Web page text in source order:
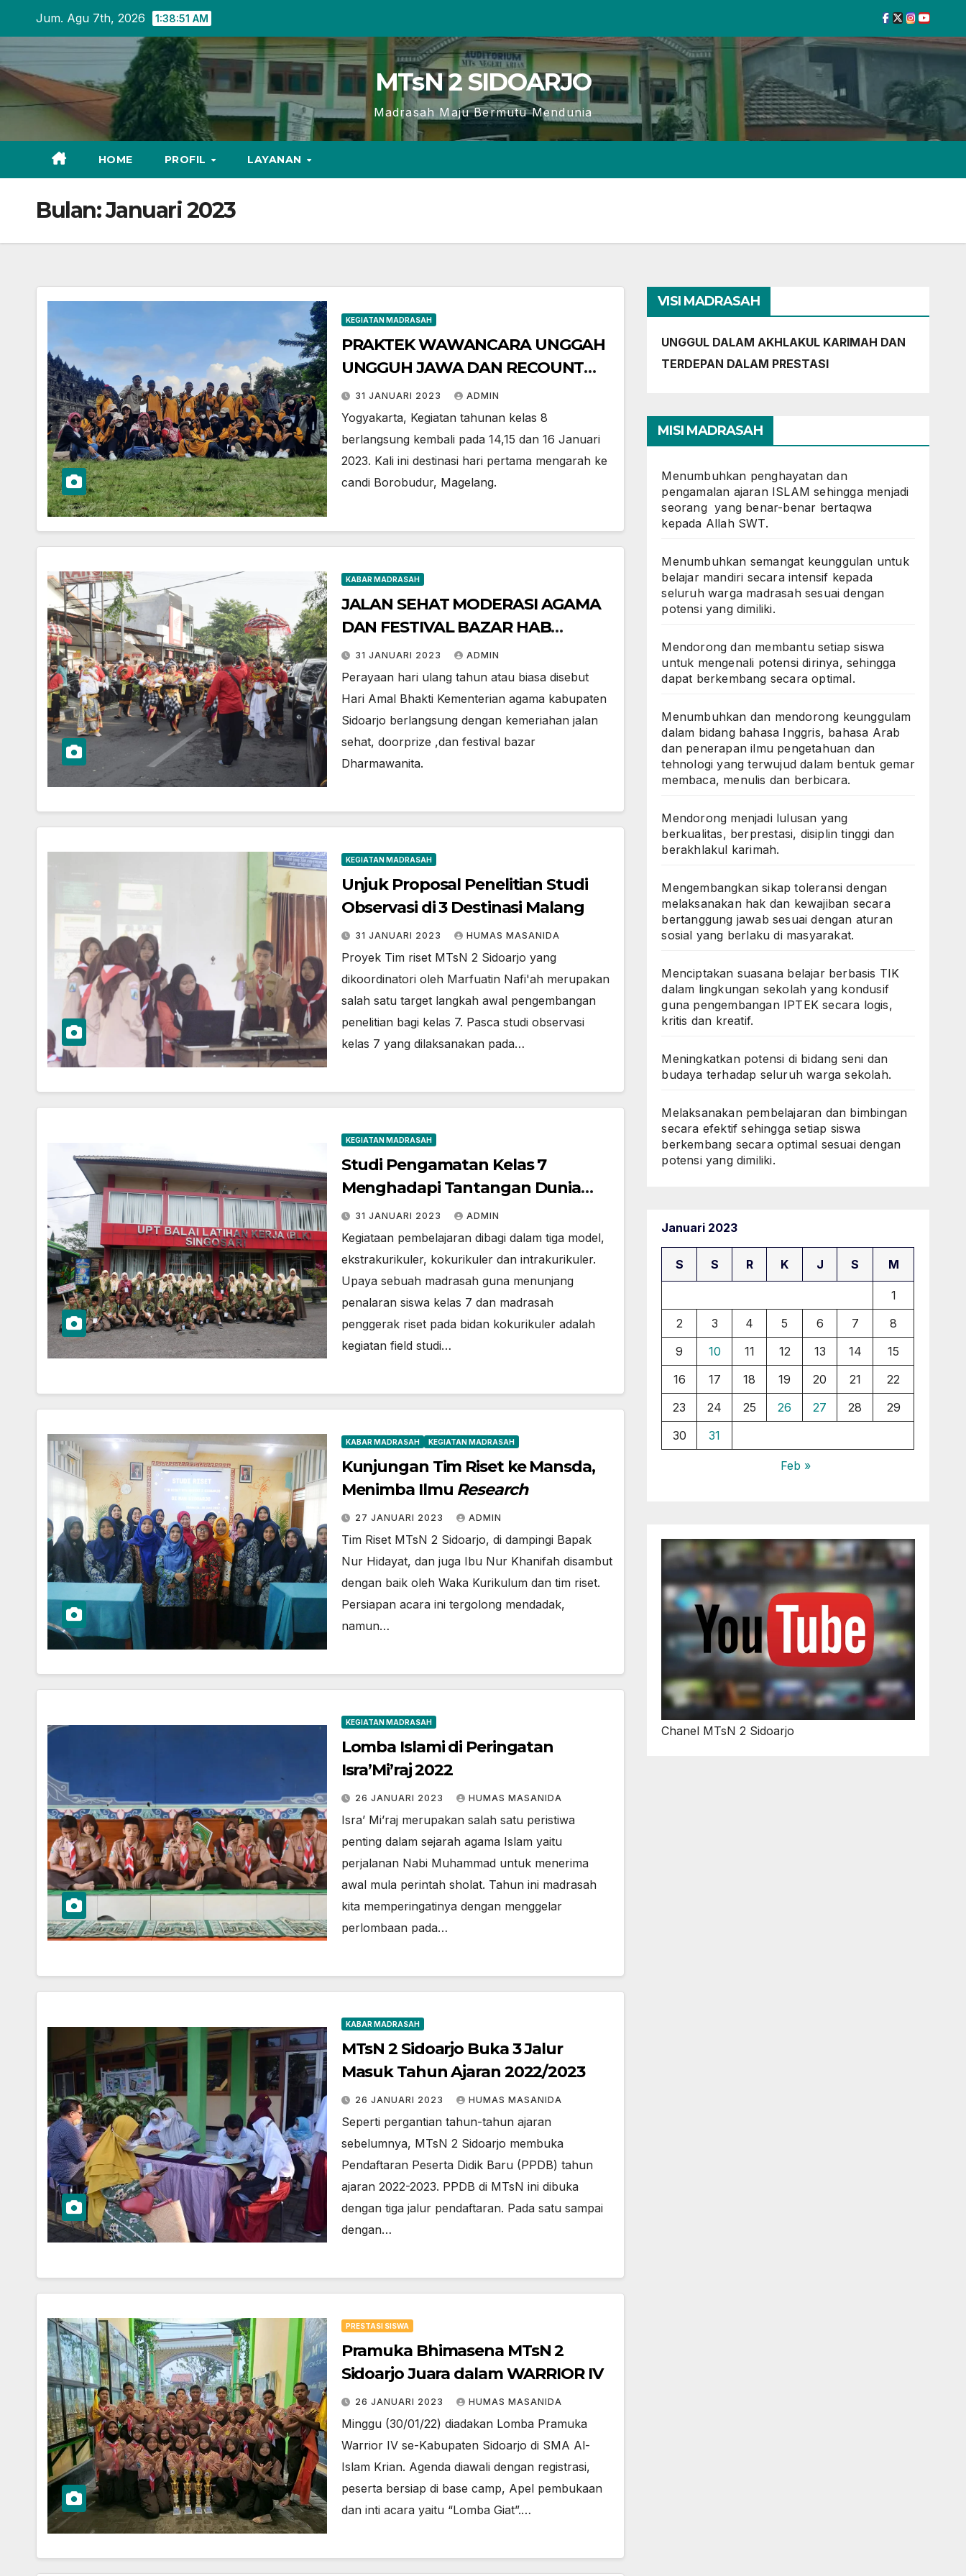
Jum. Agu 7th, 2026 1:38:52 AM
MTsN 2 SIDOARJO
Madrasah Maju Bermutu Mendunia
HOME PROFIL LAYANAN
Bulan:Januari 2023
KEGIATAN MADRASAH
PRAKTEK WAWANCARA UNGGAH
UNGGUH JAWA DAN RECOUNT
TEXT di OUTING CLASS
YOGYAKARTA 2022
31 JANUARI 2023 ADMIN
Yogyakarta, Kegiatan tahunan kelas 8
berlangsung kembali pada 14,15 dan 16 Januari
2023. Kali ini destinasi hari pertama mengarah ke
candi Borobudur, Magelang.
KABAR MADRASAH
JALAN SEHAT MODERASI AGAMA
DAN FESTIVAL BAZAR HAB
KEMENAG KE 77
31 JANUARI 2023 ADMIN
Perayaan hari ulang tahun atau biasa disebut
Hari Amal Bhakti Kementerian agama kabupaten
Sidoarjo berlangsung dengan kemeriahan jalan
sehat, doorprize ,dan festival bazar
Dharmawanita.
KEGIATAN MADRASAH
Unjuk Proposal Penelitian Studi
Observasi di 3 Destinasi Malang
31 JANUARI 2023 HUMAS MASANIDA
Proyek Tim riset MTsN 2 Sidoarjo yang
dikoordinatori oleh Marfuatin Nafi'ah merupakan
salah satu target langkah awal pengembangan
penelitian bagi kelas 7. Pasca studi observasi
kelas 7 yang dilaksanakan pada…
KEGIATAN MADRASAH
Studi Pengamatan Kelas 7
Menghadapi Tantangan Dunia
Kerja Industri 4.0 di Malang
31 JANUARI 2023 ADMIN
Kegiataan pembelajaran dibagi dalam tiga model,
ekstrakurikuler, kokurikuler dan intrakurikuler.
Upaya sebuah madrasah guna menunjang
penalaran siswa kelas 7 dan madrasah
penggerak riset pada bidan kokurikuler adalah
kegiatan field studi…
KABAR MADRASAH KEGIATAN MADRASAH
Kunjungan Tim Riset ke Mansda,
Menimba Ilmu Research
27 JANUARI 2023 ADMIN
Tim Riset MTsN 2 Sidoarjo, di dampingi Bapak
Nur Hidayat, dan juga Ibu Nur Khanifah disambut
dengan baik oleh Waka Kurikulum dan tim riset.
Persiapan acara ini tergolong mendadak,
namun…
KEGIATAN MADRASAH
Lomba Islami di Peringatan
Isra’Mi’raj 2022
26 JANUARI 2023 HUMAS MASANIDA
Isra’ Mi’raj merupakan salah satu peristiwa
penting dalam sejarah agama Islam yaitu
perjalanan Nabi Muhammad untuk menerima
awal mula perintah sholat. Tahun ini madrasah
kita memperingatinya dengan menggelar
perlombaan pada…
KABAR MADRASAH
MTsN 2 Sidoarjo Buka 3 Jalur
Masuk Tahun Ajaran 2022/2023
26 JANUARI 2023 HUMAS MASANIDA
Seperti pergantian tahun-tahun ajaran
sebelumnya, MTsN 2 Sidoarjo membuka
Pendaftaran Peserta Didik Baru (PPDB) tahun
ajaran 2022-2023. PPDB di MTsN ini dibuka
dengan tiga jalur pendaftaran. Pada satu sampai
dengan…
PRESTASI SISWA
Pramuka Bhimasena MTsN 2
Sidoarjo Juara dalam WARRIOR IV
26 JANUARI 2023 HUMAS MASANIDA
Minggu (30/01/22) diadakan Lomba Pramuka
Warrior IV se-Kabupaten Sidoarjo di SMA Al-
Islam Krian. Agenda diawali dengan registrasi,
peserta bersiap di base camp, Apel pembukaan
dan inti acara yaitu “Lomba Giat”.…
VISI MADRASAH
UNGGUL DALAM AKHLAKUL KARIMAH DAN
TERDEPAN DALAM PRESTASI
MISI MADRASAH
Menumbuhkan penghayatan dan
pengamalan ajaran ISLAM sehingga menjadi
seorang yang benar-benar bertaqwa
kepada Allah SWT.
Menumbuhkan semangat keunggulan untuk
belajar mandiri secara intensif kepada
seluruh warga madrasah sesuai dengan
potensi yang dimiliki.
Mendorong dan membantu setiap siswa
untuk mengenali potensi dirinya, sehingga
dapat berkembang secara optimal.
Menumbuhkan dan mendorong keunggulam
dalam bidang bahasa Inggris, bahasa Arab
dan penerapan ilmu pengetahuan dan
tehnologi yang terwujud dalam bentuk gemar
membaca, menulis dan berbicara.
Mendorong menjadi lulusan yang
berkualitas, berprestasi, disiplin tinggi dan
berakhlakul karimah.
Mengembangkan sikap toleransi dengan
melaksanakan hak dan kewajiban secara
bertanggung jawab sesuai dengan aturan
sosial yang berlaku di masyarakat.
Menciptakan suasana belajar berbasis TIK
dalam lingkungan sekolah yang kondusif
guna pengembangan IPTEK secara logis,
kritis dan kreatif.
Meningkatkan potensi di bidang seni dan
budaya terhadap seluruh warga sekolah.
Melaksanakan pembelajaran dan bimbingan
secara efektif sehingga setiap siswa
berkembang secara optimal sesuai dengan
potensi yang dimiliki.
Januari 2023
S S R K J S M
1
2
3 4 5 6 7
8
9
10 11 12 13 14
15
16
17 18 19 20 21
22
23
24 25 26 27 28
29
30
31
Feb »
Chanel MTsN 2 Sidoarjo